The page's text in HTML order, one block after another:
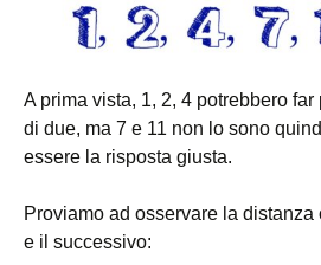
A prima vista, 1, 2, 4 potrebbero
di due, ma 7 e 11 non lo sono
essere la risposta giusta.
Proviamo ad osservare la distanza
e il successivo: